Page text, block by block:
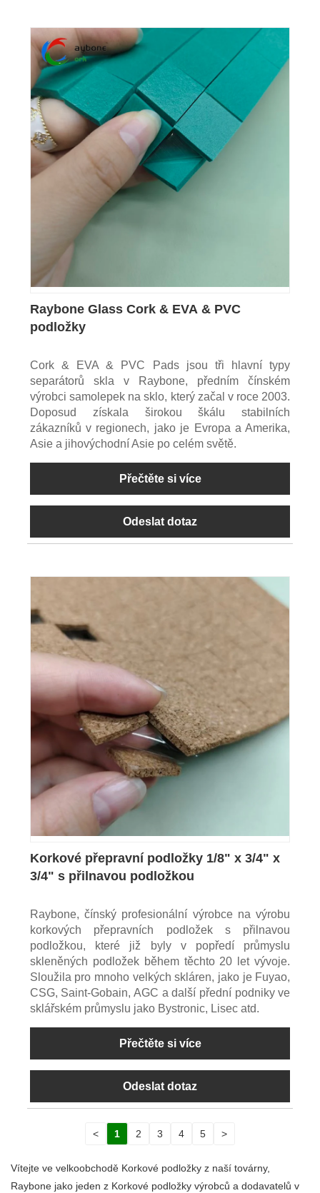
Raybone Glass Cork & EVA & PVC
podložky
Cork & EVA & PVC Pads jsou tři hlavní typy
separátorů skla v Raybone, předním čínském
výrobci samolepek na sklo, který začal v roce 2003.
Doposud získala širokou škálu stabilních
zákazníků v regionech, jako je Evropa a Amerika,
Asie a jihovýchodní Asie po celém světě.
Přečtěte si více
Odeslat dotaz
Korkové přepravní podložky 1/8" x 3/4" x
3/4" s přilnavou podložkou
Raybone, čínský profesionální výrobce na výrobu
korkových přepravních podložek s přilnavou
podložkou, které již byly v popředí průmyslu
skleněných podložek během těchto 20 let vývoje.
Sloužila pro mnoho velkých skláren, jako je Fuyao,
CSG, Saint-Gobain, AGC a další přední podniky ve
sklářském průmyslu jako Bystronic, Lisec atd.
Přečtěte si více
Odeslat dotaz
< 1 2 3 4 5 >
Vítejte ve velkoobchodě Korkové podložky z naší továrny,
Raybone jako jeden z Korkové podložky výrobců a dodavatelů v